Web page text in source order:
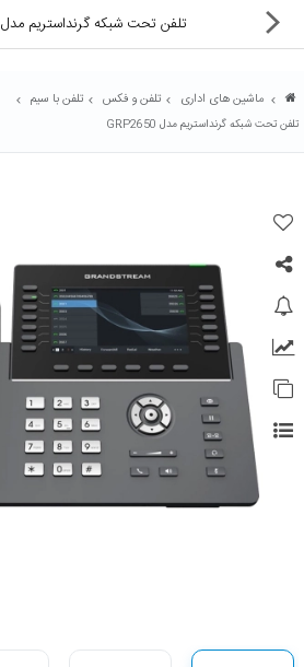
لوازم التحریر
کارتریج و تونر
تجهیزات فروشگاهی و بانکی
دستگاه صحافی و پرس
ماشین حساب
مقایسه محصولات مورد علاقه
تلفن تحت شبکه گرنداستریم مدل GRP2650
ماشین های اداری تلفن و فکس تلفن با سیم
تلفن تحت شبکه گرنداستریم مدل GRP2650